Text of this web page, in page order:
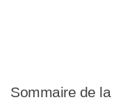
Sommaire de